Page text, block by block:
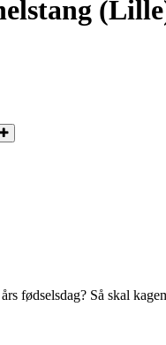
fødselsdag? Så skal